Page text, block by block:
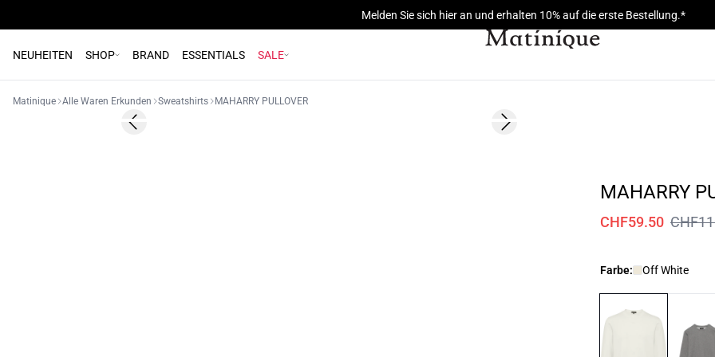
Melden Sie sich hier an und erhalten 10% auf die erste Bestellung.*
NEUHEITEN SHOP BRAND ESSENTIALS SALE
Matinique Alle Waren Erkunden Sweatshirts MAHARRY PULLOVER
- 50%Previous slide Next slide
MAHARRY
CHF59.50
Farbe: Off White